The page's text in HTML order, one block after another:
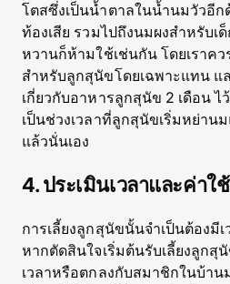
โตสซึ่งเป็นน้ำตาลในน้ำนมวัวอี
ท้องเสีย รวมไปถึงนมผงสำหรับ
หวานก็ห้ามใช้เช่นกัน โดยเราค
สำหรับลูกสุนัขโดยเฉพาะแทน
เกี่ยวกับอาหารลูกสุนัข 2 เดือน ไ
เป็นช่วงเวลาที่ลูกสุนัขเริ่มหย่าน
แล้วนั่นเอง
4. ประเมินเวลาและค่าใ
การเลี้ยงลูกสุนัขนั้นจำเป็นต้องมี
หากตัดสินใจเริ่มต้นรับเลี้ยงลูกสุ
เวลาหรือตกลงกับสมาชิกในบ้า